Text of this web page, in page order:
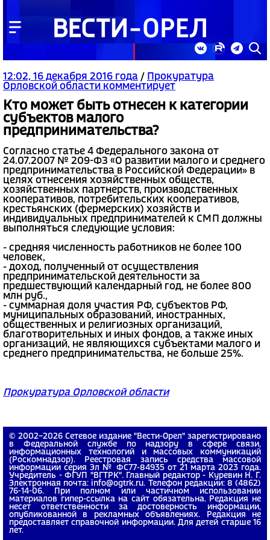
12:02, 16 декабря 2016 года /
Прокуратура
Орловской области комментирует
Кто может быть отнесен к категории
субъектов малого
предпринимательства?
Согласно статье 4 Федерального закона от
24.07.2007 № 209-ФЗ «О развитии малого и среднего
предпринимательства в Российской Федерации» в
целях отнесения хозяйственных обществ,
хозяйственных партнерств, производственных
кооперативов, потребительских кооперативов,
крестьянских (фермерских) хозяйств и
индивидуальных предпринимателей к СМП должны
выполняться следующие условия:
- средняя численность работников не более 100
человек,
- доход, полученный от осуществления
предпринимательской деятельности за
предшествующий календарный год, не более 800
млн руб.,
- суммарная доля участия РФ, субъектов РФ,
муниципальных образований, иностранных,
общественных и религиозных организаций,
благотворительных и иных фондов, а также иных
организаций, не являющихся субъектами малого и
среднего предпринимательства, не больше 25%.
Прокуратура Орловской области
© 2002−2026 Сетевое издание "Вести-Орел" зарегистрировано
в Федеральной службе по надзору в сфере связи,
информационных технологий и массовых коммуникаций
(Роскомнадзор). Реестровая запись средства массовой
информации серия Эл № ФС77-84935 от 21 марта 2023 года.
Учредитель - ФГУП "ВГТРК". Главный редактор - Куревин Н. Г.
Электронная почта: info@ogtrk.ru. Телефон редакции: 8 (4862)
76-14-06. При полном или частичном использовании
материалов гипер-ссылка на сайт обязательна. Редакция не
несет ответственности за достоверность информации,
опубликованной в рекламных объявлениях. Редакция не
предоставляет справочной информации. Для детей старше 16
лет.